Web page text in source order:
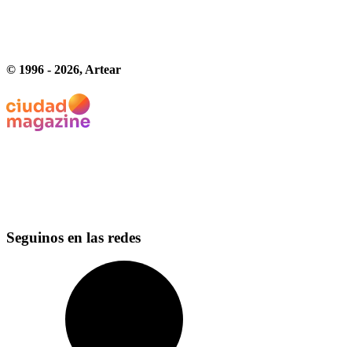
© 1996 - 2026, Artear
Seguinos en las redes